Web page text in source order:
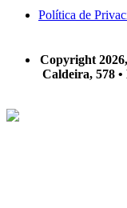
Política de
Copyright
Caldeira, 578 •